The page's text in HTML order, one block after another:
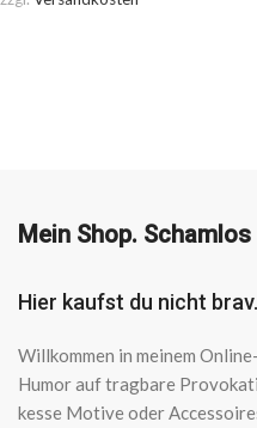
Mein Shop.
Hier kaufst du nicht
Willkommen in meinem
Humor auf tragbare
kesse Motive oder